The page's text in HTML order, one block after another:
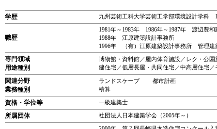
学歴 九州芸術工科大学芸術工学部環境設計学科
職歴
1981年～1983年 1986年～1987年 渡辺豊和
1988年 江原建築設計事務所
1996年 （有）江原建築設計事務所 管理建
専門領域
用途種別
博物館・資料館／屋内体育施設／レク・公
建住宅／低層長屋・共同住宅／中高層住宅
関連分野
業務種別
ランドスケープ 都市計画
積算
資格・学位等 一級建築士
所属団体 社団法人日本建築学会（2005年～）